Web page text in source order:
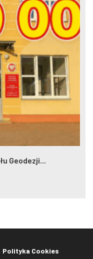
Geodezji...
Polityka Cookies